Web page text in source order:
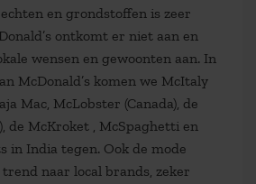
en grondstoffen is zeer
ontkomt er niet aan en
wensen en gewoonten aan. In
McDonald’s komen we McItaly
Mac, McLobster (Canada), de
de McKroket , McSpaghetti en
in India tegen. Ook de mode
naar local brands, zeker